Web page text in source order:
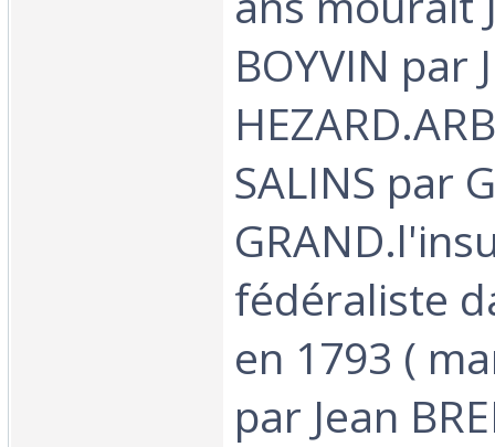
BOYVIN par
SALINS par
fédéraliste
en 1793 (
par Jean